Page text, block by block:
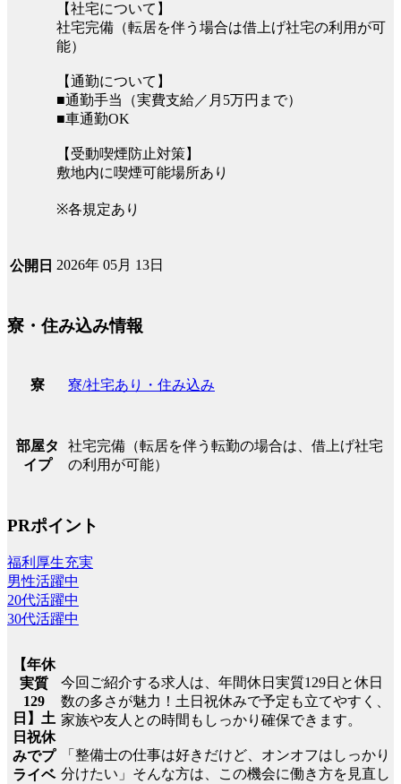
【社宅について】
社宅完備（転居を伴う場合は借上げ社宅の利用が可
能）
【通勤について】
■通勤手当（実費支給／月5万円まで）
■車通勤OK
【受動喫煙防止対策】
敷地内に喫煙可能場所あり
※各規定あり
公開日 2026年 05月 13日
寮・住み込み情報
寮 寮/社宅あり・住み込み
部屋タ
イプ
社宅完備（転居を伴う転勤の場合は、借上げ社宅
の利用が可能）
PRポイント
福利厚生充実
男性活躍中
20代活躍中
30代活躍中
【年休
実質
129
日】土
日祝休
みでプ
ライベ
今回ご紹介する求人は、年間休日実質129日と休日
数の多さが魅力！土日祝休みで予定も立てやすく、
家族や友人との時間もしっかり確保できます。
「整備士の仕事は好きだけど、オンオフはしっかり
分けたい」そんな方は、この機会に働き方を見直し